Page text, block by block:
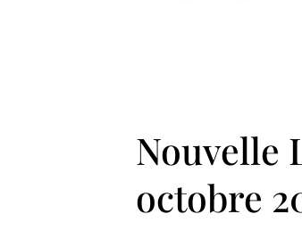
Nouvelle
octobre